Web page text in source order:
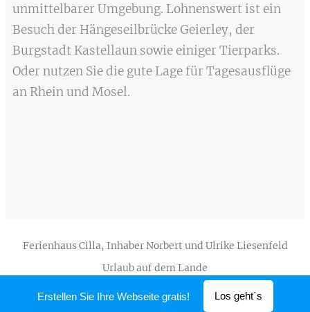
unmittelbarer Umgebung. Lohnenswert ist ein
Besuch der Hängeseilbrücke Geierley, der
Burgstadt Kastellaun sowie einiger Tierparks.
Oder nutzen Sie die gute Lage für Tagesausflüge
an Rhein und Mosel.
Ferienhaus Cilla, Inhaber Norbert und Ulrike Liesenfeld
Urlaub auf dem Lande
Unterstützt von
Webnode
Erstellen Sie Ihre Webseite gratis! Los geht´s